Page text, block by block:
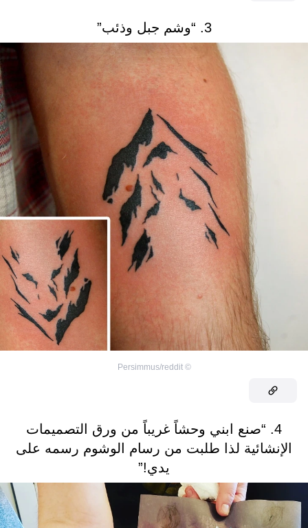
3. “وشم جبل وذئب”
©
Persimmus/reddit
4. “صنع ابني وحشاً غريباً من ورق التصميمات
الإنشائية لذا طلبت من رسام الوشوم رسمه على
يدي!”